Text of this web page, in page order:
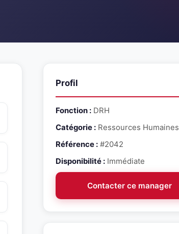
Profil
Fonction : DRH
Catégorie : Ressources Humaines
Référence : #2042
Disponibilité : Immédiate
Contacter ce manager